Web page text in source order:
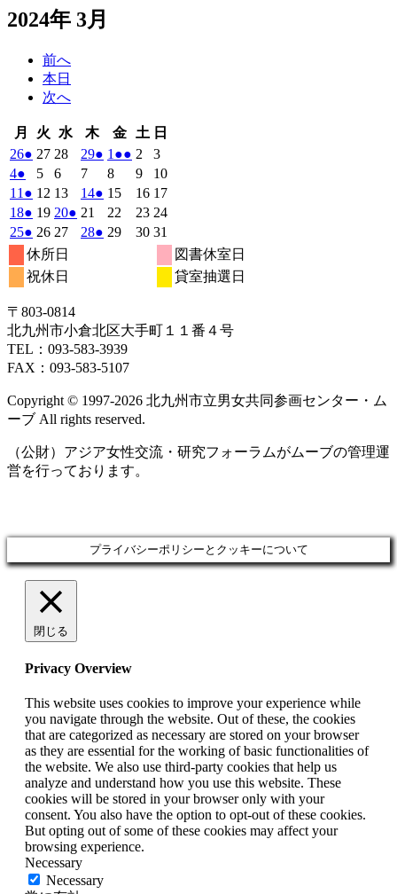
2024年 3月
前へ
本日
次へ
月
月
曜
日
火 火
曜
日
水
曜
日
木木
曜
日
金金
曜
日
土 土
曜
日
日
日
262024
年
2
月
26
日
● (1
件
の
イ
ベ
ン
ト)
272024
年
2
月
27
日
282024
月
28
日
292024
2
月
29
日
● (1
件
の
イ
ベ
1 2024
3
月
1
日
●● (2
件
の
イ
ベ
2 2024
年
3
月
2
日
32024
年
3
月
3
日
42024
年
3
月
4
日
●
件
の
イ
ベ
ン
ト)
52024
年
3
月
5
日
62024
年
3
月
6
日
72024
年
3
月
7
82024
年
3
月
8
92024
年
3
月
9
102024
年
10
日
11 2024
年
3
月
11
日
● (1
件
の
イ
ベ
ン
12 2024
年
3
12
日
132024
年
3
月
142024
3
月
● (1
件
の
152024
3
162024
年
3
月
172024
月
17
日
182024
年
3
月
18
● (1
件
の
イ
ベ
ト)
192024
年
3
月
19
202024
年
● (1
件
ト)
21
2024
年
22 2024
年
232024
年
月
242024
3
月
24
252024
年
3
月
日
● (1
件
の
イ
ベ
ン
ト)
262024
年
3
月
日
272024
日
282024
● (1
ン
ト)
292024
302024
年
31
年
3
月
休所日
図書休室日
祝休日
貸室抽選日
〒803‐0814
北九州市小倉北区大手町１１番４号
TEL：093‐583‐3939
FAX：093‐583‐5107
Copyright © 1997‐2026 北九州市立男女共同参画センター・ム
ーブ All rights reserved.
（公財）アジア女性交流・研究フォーラムがムーブの管理運
営を行っております。
プライバシーポリシーとクッキーについて
閉じる
Privacy Overview
This website uses cookies to improve your experience while
you navigate through the website. Out of these, the cookies
that are categorized as necessary are stored on your browser
as they are essential for the working of basic functionalities of
the website. We also use third-party cookies that help us
analyze and understand how you use this website. These
cookies will be stored in your browser only with your
consent. You also have the option to opt-out of these cookies.
But opting out of some of these cookies may affect your
browsing experience.
Necessary
Necessary